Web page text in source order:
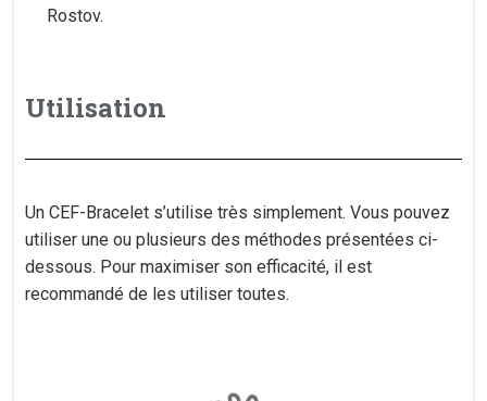
Rostov.
Utilisation
Un CEF-Bracelet s’utilise très simplement. Vous pouvez
utiliser une ou plusieurs des méthodes présentées ci-
dessous. Pour maximiser son efficacité, il est
recommandé de les utiliser toutes.